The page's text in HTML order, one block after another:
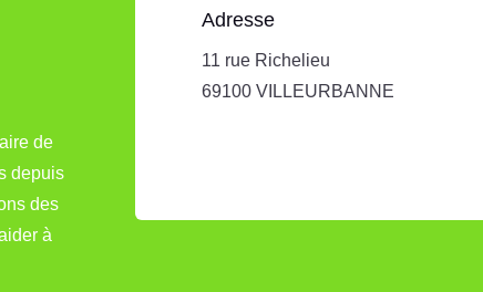
de
depuis
des
à
Adresse
11 rue Richelieu
69100 VILLEURBANNE